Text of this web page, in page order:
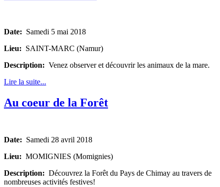
Date: Samedi 5 mai 2018
Lieu: SAINT-MARC (Namur)
Description: Venez observer et découvrir les animaux de la mare.
Lire la suite...
Au coeur de la Forêt
Date: Samedi 28 avril 2018
Lieu: MOMIGNIES (Momignies)
Description: Découvrez la Forêt du Pays de Chimay au travers de
nombreuses activités festives!